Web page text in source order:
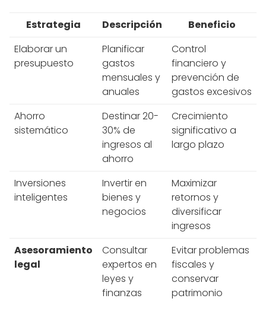
Estrategia Descripción
Beneficio
Elaborar un
presupuesto
Planificar
gastos
mensuales y
anuales
Control
financiero y
prevención de
gastos excesivos
Ahorro
sistemático
Destinar 20-
30% de
ingresos al
ahorro
Crecimiento
significativo a
largo plazo
Inversiones
inteligentes
Invertir en
bienes y
negocios
Maximizar
retornos y
diversificar
ingresos
Asesoramiento
legal
Consultar
expertos en
leyes y
finanzas
Evitar problemas
fiscales y
conservar
patrimonio